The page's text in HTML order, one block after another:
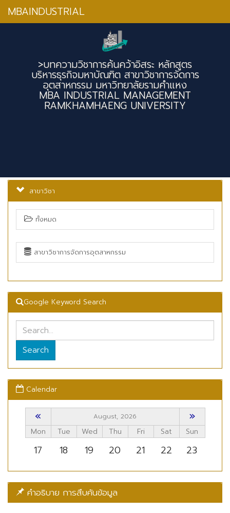
MBAINDUSTRIAL
>บทความวิชาการค้นคว้าอิสระ หลักสูตร
บริหารธุรกิจมหาบัณฑิต สาขาวิชาการจัดการ
อุตสาหกรรม มหาวิทยาลัยรามคำแหง
MBA INDUSTRIAL MANAGEMENT
RAMKHAMHAENG UNIVERSITY
สาขาวิชา
ทั้งหมด
สาขาวิชาการจัดการอุตสาหกรรม
Google Keyword Search
Search
Calendar
« August, 2026 »
Mon Tue Wed Thu Fri Sat Sun
17 18 19 20 21 22 23
คำอธิบาย การสืบค้นข้อมูล